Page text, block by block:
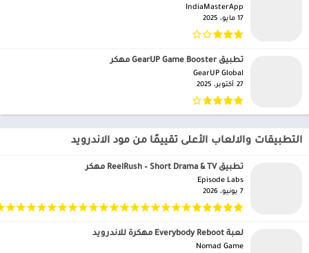
IndiaMasterApp‏
17 مايو، 2025
تطبيق GearUP Game Booster مهكر
GearUP Global‏
27 أكتوبر، 2025
التطبيقات والالعاب الأعلى تقييمًا من مود الاندرويد
تطبيق ReelRush – Short Drama & TV مهكر
Episode Labs‏
7 يونيو، 2026
لعبة Everybody Reboot مهكرة للاندرويد
Nomad Game‏